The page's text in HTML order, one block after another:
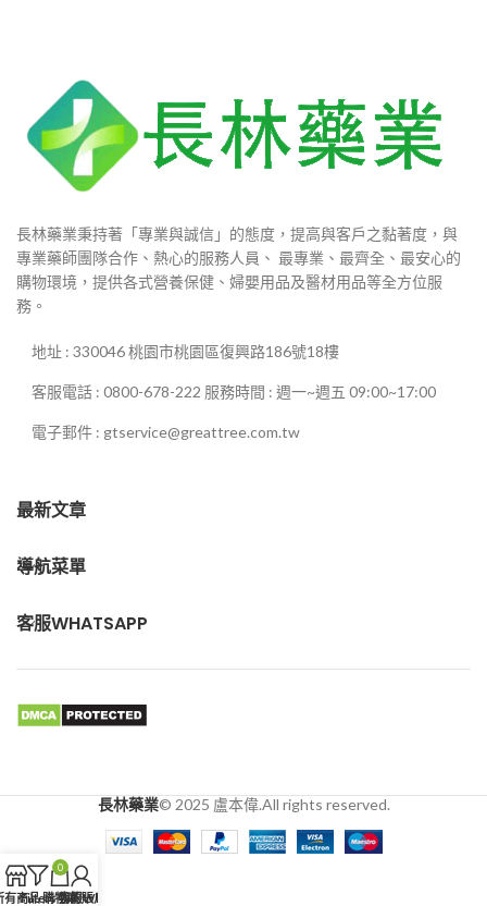
長林藥業秉持著「專業與誠信」的態度，提高與客戶之黏著度，與
專業藥師團隊合作、熱心的服務人員、 最專業、最齊全、最安心的
購物環境，提供各式營養保健、婦嬰用品及醫材用品等全方位服
務。
地址 : 330046 桃園市桃園區復興路186號18樓
客服電話 : 0800-678-222 服務時間 : 週一~週五 09:00~17:00
電子郵件 : gtservice@greattree.com.tw
最新文章
導航菜單
客服WHATSAPP
長林藥業© 2025 盧本偉.All rights reserved.
有商品Filters
0
購物車我的賬戶
客服WhatsApp